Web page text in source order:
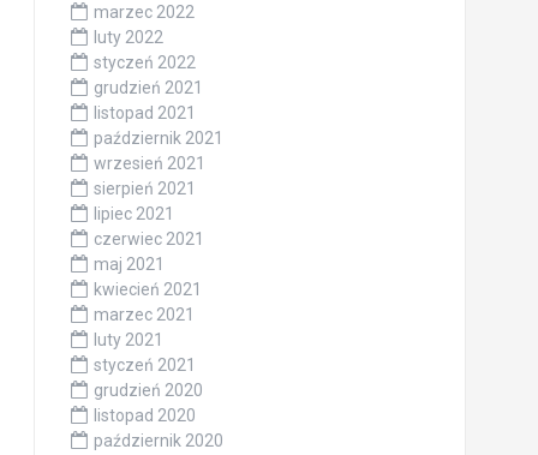
marzec 2022
luty 2022
styczeń 2022
grudzień 2021
listopad 2021
październik 2021
wrzesień 2021
sierpień 2021
lipiec 2021
czerwiec 2021
maj 2021
kwiecień 2021
marzec 2021
luty 2021
styczeń 2021
grudzień 2020
listopad 2020
październik 2020